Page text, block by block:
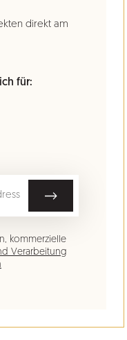
direkt am
für:
kommerzielle
Verarbeitung